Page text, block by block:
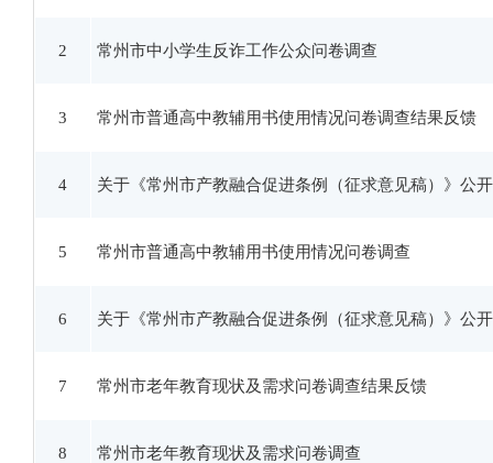
2 常州市中小学生反诈工作公众问卷调查
3 常州市普通高中教辅用书使用情况问卷调查结果反馈
4 关于《常州市产教融合促进条例（征求意见稿）》公
5 常州市普通高中教辅用书使用情况问卷调查
6 关于《常州市产教融合促进条例（征求意见稿）》公
7 常州市老年教育现状及需求问卷调查结果反馈
8 常州市老年教育现状及需求问卷调查